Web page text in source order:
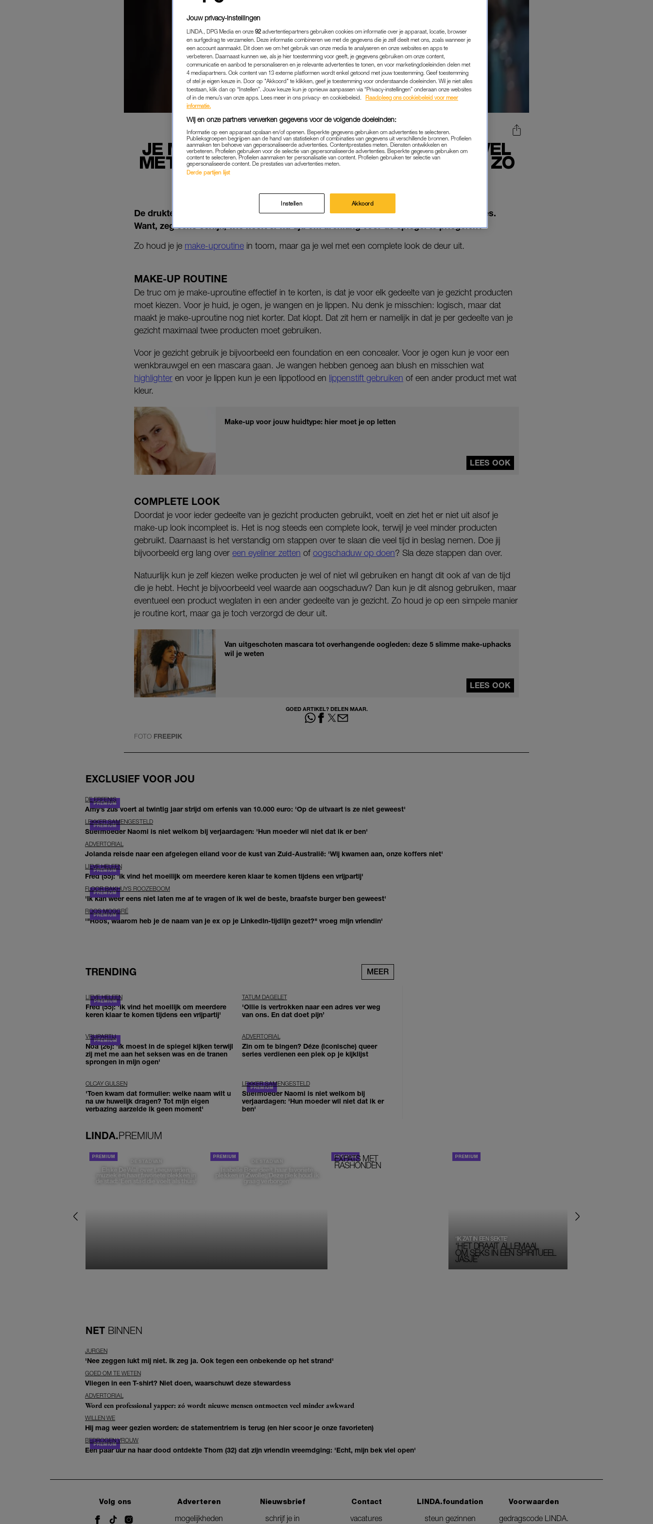
JE MAKE-UPROUTINE INKORTEN, MAAR WEL
MET EEN COMPLETE LOOK DE DEUR UIT? ZO
De drukte van het dagelijkse leven laat weinig tijd over voor uitgebreide beautyroutines.
Want, zeg eens eerlijk, wie heeft er nu tijd om urenlang voor de spiegel te priegelen?
Zo houd je je make-uproutine in toom, maar ga je wel met een complete look de deur uit.
MAKE-UP ROUTINE
De truc om je make-uproutine effectief in te korten, is dat je voor elk gedeelte van je gezicht producten
moet kiezen. Voor je huid, je ogen, je wangen en je lippen. Nu denk je misschien: logisch, maar dat
maakt je make-uproutine nog niet korter. Dat klopt. Dat zit hem er namelijk in dat je per gedeelte van je
gezicht maximaal twee producten moet gebruiken.
Voor je gezicht gebruik je bijvoorbeeld een foundation en een concealer. Voor je ogen kun je voor een
wenkbrauwgel en een mascara gaan. Je wangen hebben genoeg aan blush en misschien wat
highlighter en voor je lippen kun je een lippotlood en lippenstift gebruiken of een ander product met wat
kleur.
Make-up voor jouw huidtype: hier moet je op letten
LEES OOK
COMPLETE LOOK
Doordat je voor ieder gedeelte van je gezicht producten gebruikt, voelt en ziet het er niet uit alsof je
make-up look incompleet is. Het is nog steeds een complete look, terwijl je veel minder producten
gebruikt. Daarnaast is het verstandig om stappen over te slaan die veel tijd in beslag nemen. Doe jij
bijvoorbeeld erg lang over een eyeliner zetten of oogschaduw op doen? Sla deze stappen dan over.
Natuurlijk kun je zelf kiezen welke producten je wel of niet wil gebruiken en hangt dit ook af van de tijd
die je hebt. Hecht je bijvoorbeeld veel waarde aan oogschaduw? Dan kun je dit alsnog gebruiken, maar
eventueel een product weglaten in een ander gedeelte van je gezicht. Zo houd je op een simpele manier
je routine kort, maar ga je toch verzorgd de deur uit.
Van uitgeschoten mascara tot overhangende oogleden: deze 5 slimme make-uphacks
wil je weten
LEES OOK
GOED ARTIKEL? DELEN MAAR.
FOTO FREEPIK
EXCLUSIEF VOOR JOU
DE ERFENIS
Amy’s zus voert al twintig jaar strijd om erfenis van 10.000 euro: 'Op de uitvaart is ze niet geweest'
LEKKER SAMENGESTELD
Stiefmoeder Naomi is niet welkom bij verjaardagen: 'Hun moeder wil niet dat ik er ben'
ADVERTORIAL
Jolanda reisde naar een afgelegen eiland voor de kust van Zuid-Australië: 'Wij kwamen aan, onze koffers niet'
LIEVE HELEEN
Fred (55): 'Ik vind het moeilijk om meerdere keren klaar te komen tijdens een vrijpartij'
FLOOR BAKHUYS ROOZEBOOM
'Ik kan weer eens niet laten me af te vragen of ik wel de beste, braafste burger ben geweest'
ROOS MOGGRÉ
'"Roos, waarom heb je de naam van je ex op je LinkedIn-tijdlijn gezet?" vroeg mijn vriendin'
TRENDING MEER
LIEVE HELEEN
Fred (55): 'Ik vind het moeilijk om meerdere
keren klaar te komen tijdens een vrijpartij'
TATUM DAGELET
'Ollie is vertrokken naar een adres ver weg
van ons. En dat doet pijn’
VRIJPARTIJ
Noa (26): 'Ik moest in de spiegel kijken terwijl
zij met me aan het seksen was en de tranen
sprongen in mijn ogen'
ADVERTORIAL
Zin om te bingen? Déze (iconische) queer
series verdienen een plek op je kijklijst
OLCAY GULSEN
'Toen kwam dat formulier: welke naam wilt u
na uw huwelijk dragen? Tot mijn eigen
verbazing aarzelde ik geen moment'
LEKKER SAMENGESTELD
Stiefmoeder Naomi is niet welkom bij
verjaardagen: 'Hun moeder wil niet dat ik er
ben'
LINDA.PREMIUM
DE STAD VAN
Elske DeWall over Leeuwarden,
muziek en haar favoriete plekken in
de stad: 'Een stad die voelt als thuis'
DE STAD VAN
Isabelle Boer deelt haar favoriete
plekken in Zwolle: 'Deze plek houd ik
graag verborgen'
EXPATS MET
RASHONDEN
‘HET DRAAIT ALLEMAAL
OM SEKS IN EEN SPIRITUEEL
JASJE’
‘IK ZAT IN EEN SEKTE’
NET BINNEN
JURGEN
'Nee zeggen lukt mij niet. Ik zeg ja. Ook tegen een onbekende op het strand'
GOED OM TE WETEN
Vliegen in een T-shirt? Niet doen, waarschuwt deze stewardess
ADVERTORIAL
Word een professional yapper: zó wordt nieuwe mensen ontmoeten veel minder awkward
WILLEN WE
Hij mag weer gezien worden: de statementriem is terug (en hier scoor je onze favorieten)
BEDROGEN VROUW
Een paar uur na haar dood ontdekte Thom (32) dat zijn vriendin vreemdging: 'Echt, mijn bek viel open'
Volg ons
Adverteren
mogelijkheden
Nieuwsbrief
schrijf je in
Contact
vacatures
LINDA.foundation
steun gezinnen
Voorwaarden
gedragscode LINDA.
Jouw privacy-instellingen
LINDA., DPG Media en onze 92 advertentiepartners gebruiken cookies om informatie over je apparaat, locatie, browser
en surfgedrag te verzamelen. Deze informatie combineren we met de gegevens die je zelf deelt met ons, zoals wanneer je
een account aanmaakt. Dit doen we om het gebruik van onze media te analyseren en onze websites en apps te
verbeteren. Daarnaast kunnen we, als je hier toestemming voor geeft, je gegevens gebruiken om onze content,
communicatie en aanbod te personaliseren en je relevante advertenties te tonen, en voor marketingdoeleinden delen met
4 mediapartners. Ook content van 13 externe platformen wordt enkel getoond met jouw toestemming. Geef toestemming
of stel je eigen keuze in. Door op "Akkoord" te klikken, geef je toestemming voor onderstaande doeleinden. Wil je niet alles
toestaan, klik dan op “Instellen”. Jouw keuze kun je opnieuw aanpassen via “Privacy-instellingen” onderaan onze websites
of in de menu’s van onze apps. Lees meer in ons privacy- en cookiebeleid.
Raadpleeg ons cookiebeleid voor meer
informatie.
Wij en onze partners verwerken gegevens voor de volgende doeleinden:
Informatie op een apparaat opslaan en/of openen. Beperkte gegevens gebruiken om advertenties te selecteren.
Publieksgroepen begrijpen aan de hand van statistieken of combinaties van gegevens uit verschillende bronnen. Profielen
aanmaken ten behoeve van gepersonaliseerde advertenties. Contentprestaties meten. Diensten ontwikkelen en
verbeteren. Profielen gebruiken voor de selectie van gepersonaliseerde advertenties. Beperkte gegevens gebruiken om
content te selecteren. Profielen aanmaken ter personalisatie van content. Profielen gebruiken ter selectie van
gepersonaliseerde content. De prestaties van advertenties meten.
Derde partijen lijst
Instellen Akkoord